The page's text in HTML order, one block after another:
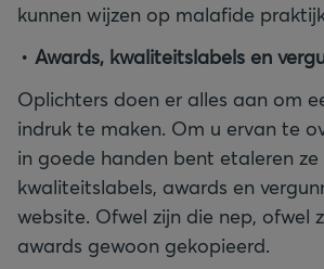
kunnen wijzen op malafide
Awards, kwaliteitslabels en
Oplichters doen er alles aan om
indruk te maken. Om u ervan te
in goede handen bent etaleren
kwaliteitslabels, awards en
website. Ofwel zijn die nep, ofwel
awards gewoon gekopieerd.